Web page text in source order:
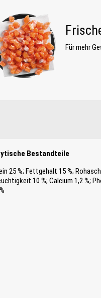
Für mehr
Bestandteile
25 %; Fettgehalt 15 %;
10 %; Calcium 1,2 %;